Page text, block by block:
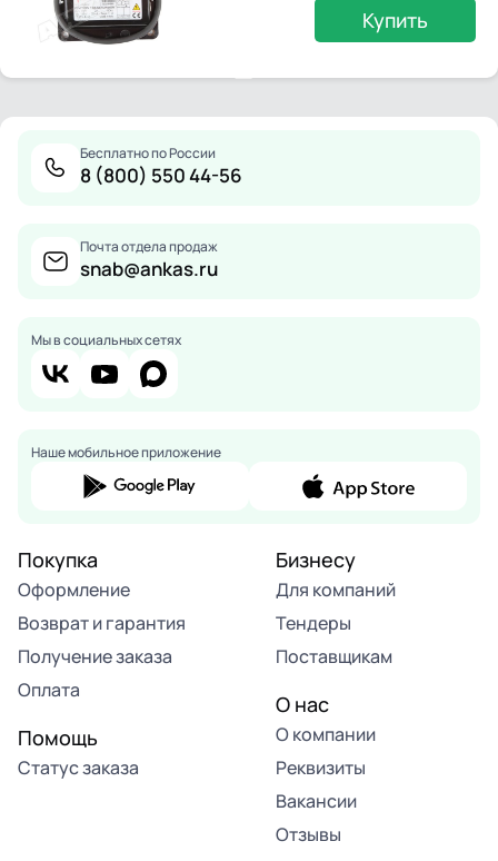
Купить
Бесплатно по России
8 (800) 550 44-56
Почта отдела продаж
snab@ankas.ru
Мы в социальных сетях
Наше мобильное приложение
Покупка
Оформление
Возврат и гарантия
Получение заказа
Оплата
Помощь
Статус заказа
Бизнесу
Для компаний
Тендеры
Поставщикам
О нас
О компании
Реквизиты
Вакансии
Отзывы